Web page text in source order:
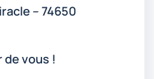
– 74650
vous !